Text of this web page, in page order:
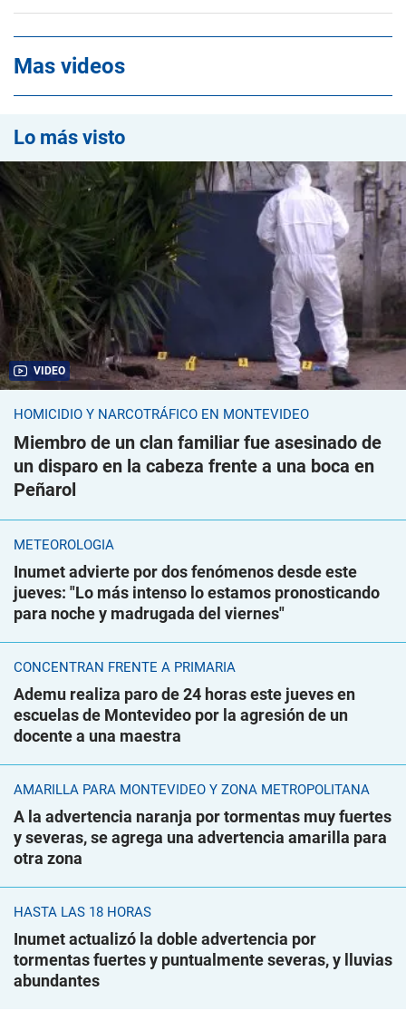
Mas videos
Lo más visto
VIDEO
HOMICIDIO Y NARCOTRÁFICO EN MONTEVIDEO
Miembro de un clan familiar fue asesinado de
un disparo en la cabeza frente a una boca en
Peñarol
METEOROLOGÍA
Inumet advierte por dos fenómenos desde este
jueves: "Lo más intenso lo estamos pronosticando
para noche y madrugada del viernes"
CONCENTRAN FRENTE A PRIMARIA
Ademu realiza paro de 24 horas este jueves en
escuelas de Montevideo por la agresión de un
docente a una maestra
AMARILLA PARA MONTEVIDEO Y ZONA METROPOLITANA
A la advertencia naranja por tormentas muy fuertes
y severas, se agrega una advertencia amarilla para
otra zona
HASTA LAS 18 HORAS
Inumet actualizó la doble advertencia por
tormentas fuertes y puntualmente severas, y lluvias
abundantes